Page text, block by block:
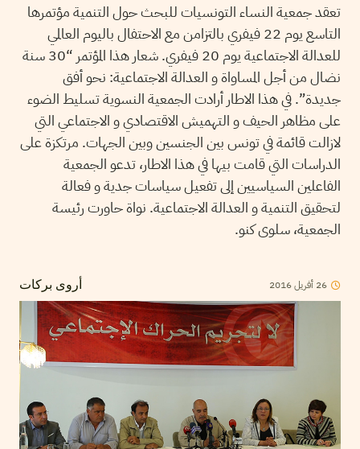
تعقد جمعية النساء التونسيات للبحث حول التنمية مؤتمرها
التاسع يوم 22 فيفري بالتزامن مع الاحتفال باليوم العالمي
للعدالة الاجتماعية يوم 20 فيفري. شعار هذا المؤتمر “30 سنة
نضال من أجل المساواة و العدالة الاجتماعية: نحو أفق
جديدة”. في هذا الاطار أرادت الجمعية النسوية تسليط الضوء
على مظاهر الحيف و التهميش الاقتصادي و الاجتماعي التي
لازالت قائمة في تونس بين الجنسين وبين الجهات. مرتكزة على
الدراسات التي قامت بيها في هذا الاطار، تدعو الجمعية
الفاعلين السياسيين إلى تفعيل سياسات جدية و فعالة
لتحقيق التنمية و العدالة الاجتماعية. نواة حاورت رئيسة
الجمعية، سلوى كنو.
أروى بركات 26 أفريل2016